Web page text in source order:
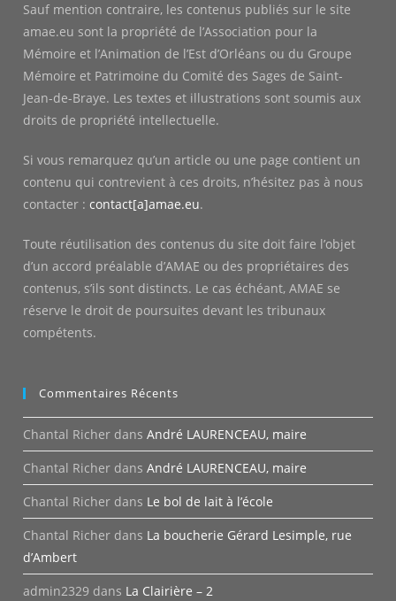
Sauf mention contraire, les contenus publiés sur le site
amae.eu sont la propriété de l’Association pour la
Mémoire et l’Animation de l’Est d’Orléans ou du Groupe
Mémoire et Patrimoine du Comité des Sages de Saint-
Jean-de-Braye. Les textes et illustrations sont soumis aux
droits de propriété intellectuelle.
Si vous remarquez qu’un article ou une page contient un
contenu qui contrevient à ces droits, n’hésitez pas à nous
contacter :contact[a]amae.eu.
Toute réutilisation des contenus du site doit faire l’objet
d’un accord préalable d’AMAE ou des propriétaires des
contenus, s’ils sont distincts. Le cas échéant, AMAE se
réserve le droit de poursuites devant les tribunaux
compétents.
Commentaires Récents
Chantal Richer dansAndré LAURENCEAU, maire
Chantal Richer dansAndré LAURENCEAU, maire
Chantal Richer dans Le bol de lait à l’école
Chantal Richer dans La boucherie Gérard Lesimple, rue
d’Ambert
admin2329 dans La Clairière – 2